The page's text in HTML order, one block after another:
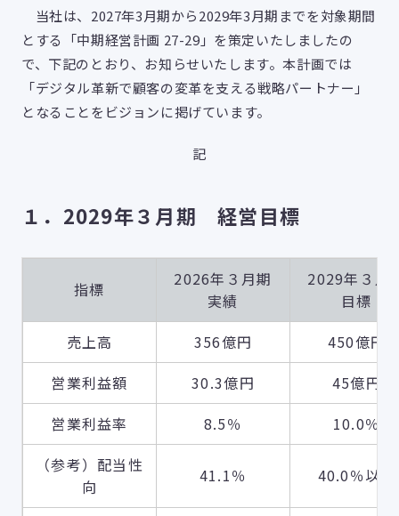
当社は、2027年3月期から2029年3月期までを対象期間
とする「中期経営計画 27-29」を策定いたしましたの
で、下記のとおり、お知らせいたします。本計画では
「デジタル革新で顧客の変革を支える戦略パートナー」
となることをビジョンに掲げています。
記
１．2029年３月期 経営目標
指標
2026年３月期
実績
2029年３月
目標
売上高
356億円
450億円
営業利益額
30.3億円
45億円
営業利益率
8.5％
10.0％
（参考）配当性
向
41.1％ 40.0％以上